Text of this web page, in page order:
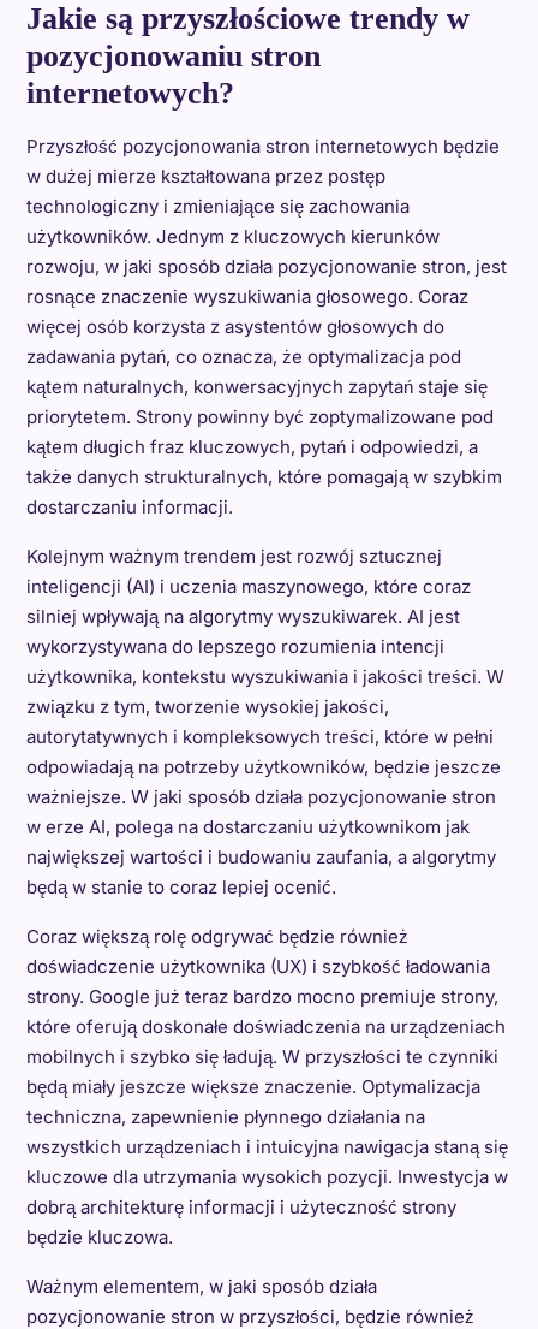
Jakie są przyszłościowe trendy w
pozycjonowaniu stron
internetowych?
Przyszłość pozycjonowania stron internetowych będzie
w dużej mierze kształtowana przez postęp
technologiczny i zmieniające się zachowania
użytkowników. Jednym z kluczowych kierunków
rozwoju, w jaki sposób działa pozycjonowanie stron, jest
rosnące znaczenie wyszukiwania głosowego. Coraz
więcej osób korzysta z asystentów głosowych do
zadawania pytań, co oznacza, że optymalizacja pod
kątem naturalnych, konwersacyjnych zapytań staje się
priorytetem. Strony powinny być zoptymalizowane pod
kątem długich fraz kluczowych, pytań i odpowiedzi, a
także danych strukturalnych, które pomagają w szybkim
dostarczaniu informacji.
Kolejnym ważnym trendem jest rozwój sztucznej
inteligencji (AI) i uczenia maszynowego, które coraz
silniej wpływają na algorytmy wyszukiwarek. AI jest
wykorzystywana do lepszego rozumienia intencji
użytkownika, kontekstu wyszukiwania i jakości treści. W
związku z tym, tworzenie wysokiej jakości,
autorytatywnych i kompleksowych treści, które w pełni
odpowiadają na potrzeby użytkowników, będzie jeszcze
ważniejsze. W jaki sposób działa pozycjonowanie stron
w erze AI, polega na dostarczaniu użytkownikom jak
największej wartości i budowaniu zaufania, a algorytmy
będą w stanie to coraz lepiej ocenić.
Coraz większą rolę odgrywać będzie również
doświadczenie użytkownika (UX) i szybkość ładowania
strony. Google już teraz bardzo mocno premiuje strony,
które oferują doskonałe doświadczenia na urządzeniach
mobilnych i szybko się ładują. W przyszłości te czynniki
będą miały jeszcze większe znaczenie. Optymalizacja
techniczna, zapewnienie płynnego działania na
wszystkich urządzeniach i intuicyjna nawigacja staną się
kluczowe dla utrzymania wysokich pozycji. Inwestycja w
dobrą architekturę informacji i użyteczność strony
będzie kluczowa.
Ważnym elementem, w jaki sposób działa
pozycjonowanie stron w przyszłości, będzie również